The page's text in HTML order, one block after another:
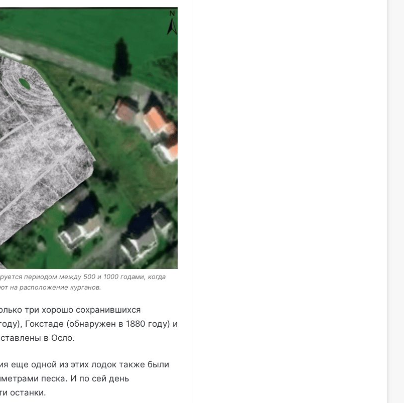
периодом между 500 и 1000 годами, когда
на расположение курганов.
три хорошо сохранившихся
Гокстаде (обнаружен в 1880 году) и
в Осло.
еще одной из этих лодок также были
песка. И по сей день
останки.